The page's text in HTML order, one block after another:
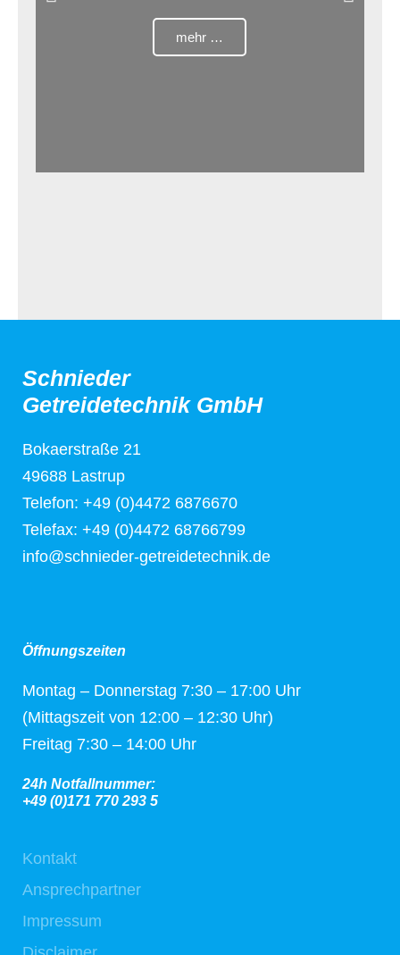
mehr …
Schnieder
Getreidetechnik GmbH
Bokaerstraße 21
49688 Lastrup
Telefon: +49 (0)4472 6876670
Telefax: +49 (0)4472 68766799
info@schnieder-getreidetechnik.de
Öffnungszeiten
Montag – Donnerstag 7:30 – 17:00 Uhr
(Mittagszeit von 12:00 – 12:30 Uhr)
Freitag 7:30 – 14:00 Uhr
24h Notfallnummer:
+49 (0)171 770 293 5
Kontakt
Ansprechpartner
Impressum